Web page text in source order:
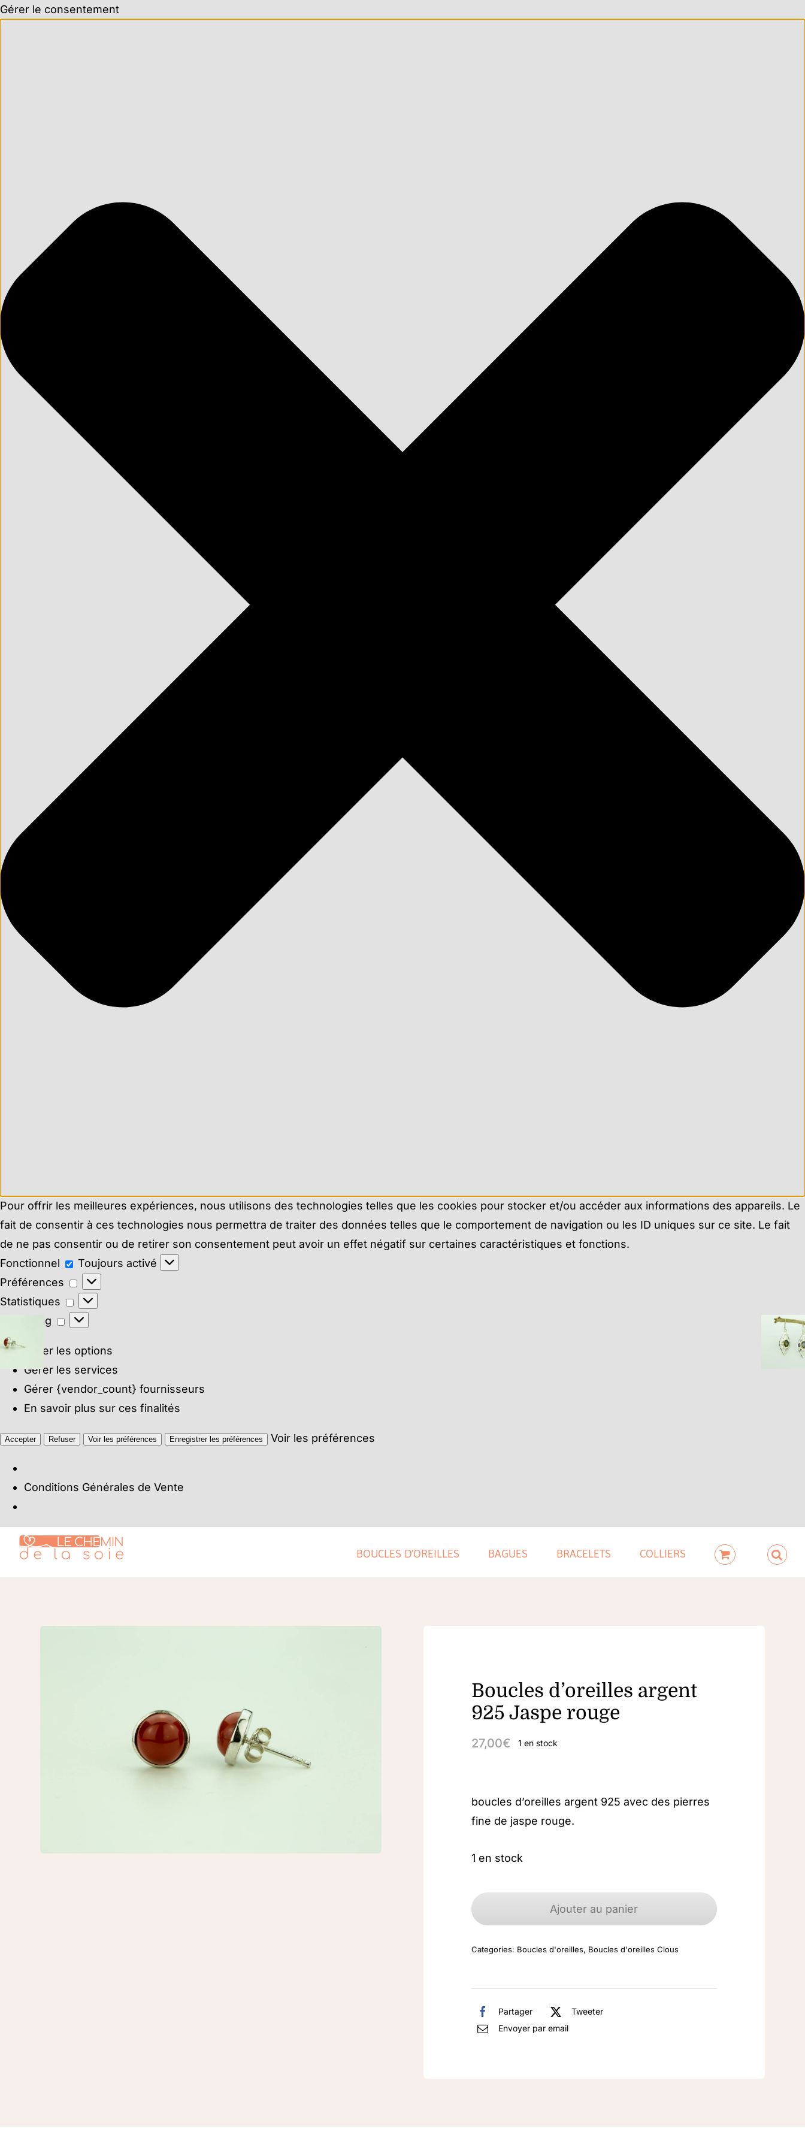
Gérer le consentement
Pour offrir les meilleures expériences, nous utilisons des technologies telles que les cookies pour stocker et/ou accéder aux informations des appareils. Le
fait de consentir à ces technologies nous permettra de traiter des données telles que le comportement de navigation ou les ID uniques sur ce site. Le fait
de ne pas consentir ou de retirer son consentement peut avoir un effet négatif sur certaines caractéristiques et fonctions.
Fonctionnel
Fonctionnel
Toujours activé
Préférences
Préférences
Statistiques
Statistiques
Marketing
Marketing
Gérer les options
Gérer les services
Gérer {vendor_count} fournisseurs
En savoir plus sur ces finalités
Accepter Refuser Voir les préférences Enregistrer les préférences Voir les préférences
Conditions Générales de Vente
Passer
BOUCLES D’OREILLES BAGUES BRACELETS COLLIERS
Boucles d’oreilles argent
925 Jaspe rouge
27,00€ 1 en stock
boucles d’oreilles argent 925 avec des pierres
fine de jaspe rouge.
1 en stock
de
argent
rouge
Ajouter au panier
Categories: Boucles d'oreilles, Boucles d'oreilles Clous
Partager
Tweeter
Envoyer par email